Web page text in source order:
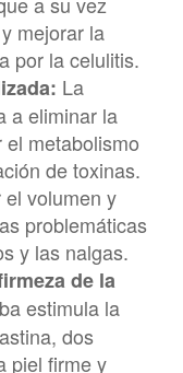
mejorar la
por la celulitis.
La
a eliminar la
metabolismo
de toxinas.
volumen y
problemáticas
y las nalgas.
de la
estimula la
dos
piel firme y